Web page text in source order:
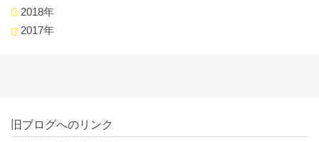
2018年
2017年
旧ブログへのリンク